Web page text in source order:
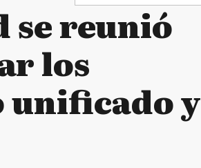
se reunió
los
unificado y